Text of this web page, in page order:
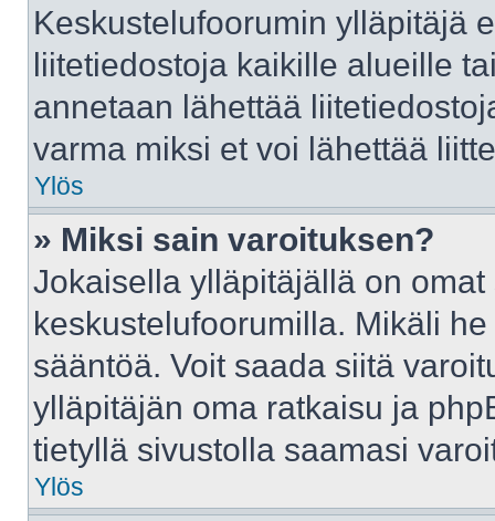
Keskustelufoorumin ylläpitäjä
liitetiedostoja kaikille alueille
annetaan lähettää
varma miksi et voi lähettää
Ylös
» Miksi sain varoituksen?
Jokaisella ylläpitäjällä on
keskustelufoorumilla. Mikäli
sääntöä. Voit saada siitä
ylläpitäjän oma ratkaisu ja
tietyllä sivustolla saamasi
Ylös